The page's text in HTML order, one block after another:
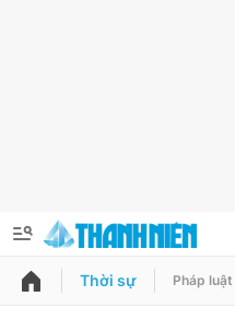
QUẢNG CÁO
Thời sự Pháp luật